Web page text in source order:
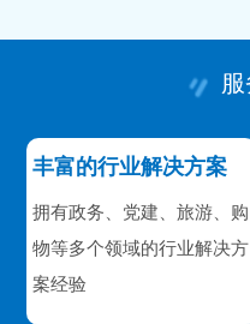
丰富的行业解决方案
拥有政务、党建、旅游、购
物等多个领域的行业解决方
案经验